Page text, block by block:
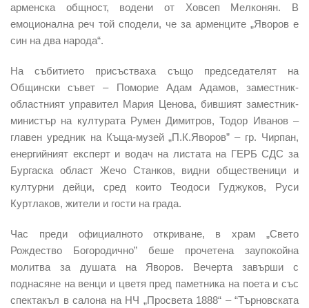
арменска общност, водени от Ховсеп Мелконян. В
емоционална реч той сподели, че за арменците „Яворов е
син на два народа“.
На събитието присъстваха също председателят на
Общински съвет – Поморие Адам Адамов, заместник-
областният управител Мария Ценова, бившият заместник-
министър на културата Румен Димитров, Тодор Иванов –
главен уредник на Къща-музей „П.К.Яворов” – гр. Чирпан,
енергийният експерт и водач на листата на ГЕРБ СДС за
Бургаска област Жечо Станков, видни общественици и
културни дейци, сред които Теодоси Гуджуков, Руси
Куртлаков, жители и гости на града.
Час преди официалното откриване, в храм „Свето
Рождество Богородично” беше прочетена заупокойна
молитва за душата на Яворов. Вечерта завърши с
поднасяне на венци и цветя пред паметника на поета и със
спектакъл в салона на НЧ „Просвета 1888“ – “Търновската